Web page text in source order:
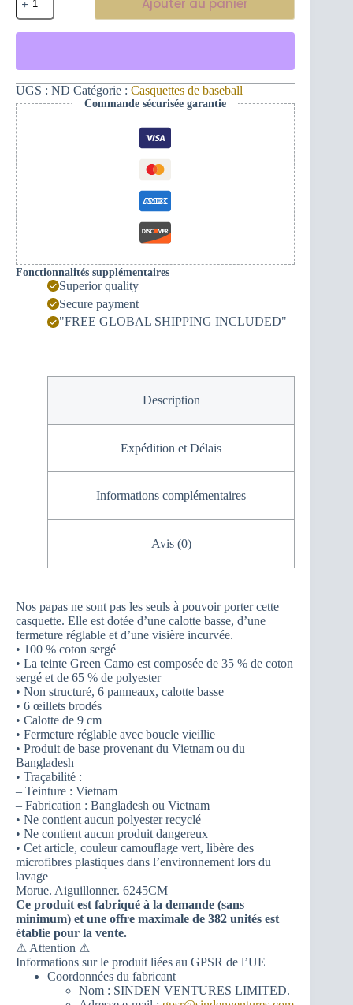
de
Casquette
-
la
moustache
monténégrine
Ajouter au panier
UGS : ND Catégorie : Casquettes de baseball
Commande sécurisée garantie
Fonctionnalités supplémentaires
Superior quality
Secure payment
"FREE GLOBAL SHIPPING INCLUDED"
Description
Expédition et Délais
Informations complémentaires
Avis (0)
Nos papas ne sont pas les seuls à pouvoir porter cette
casquette. Elle est dotée d’une calotte basse, d’une
fermeture réglable et d’une visière incurvée.
• 100 % coton sergé
• La teinte Green Camo est composée de 35 % de coton
sergé et de 65 % de polyester
• Non structuré, 6 panneaux, calotte basse
• 6 œillets brodés
• Calotte de 9 cm
• Fermeture réglable avec boucle vieillie
• Produit de base provenant du Vietnam ou du
Bangladesh
• Traçabilité :
– Teinture : Vietnam
– Fabrication : Bangladesh ou Vietnam
• Ne contient aucun polyester recyclé
• Ne contient aucun produit dangereux
• Cet article, couleur camouflage vert, libère des
microfibres plastiques dans l’environnement lors du
lavage
Morue. Aiguillonner. 6245CM
Ce produit est fabriqué à la demande (sans
minimum) et une offre maximale de 382 unités est
établie pour la vente.
⚠ Attention ⚠
Informations sur le produit liées au GPSR de l’UE
Coordonnées du fabricant
Nom : SINDEN VENTURES LIMITED.